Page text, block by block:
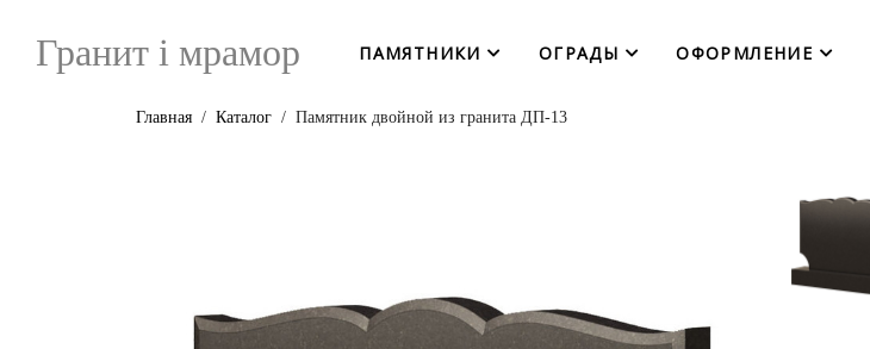
Гранит i мрамор ПАМЯТНИКИ ОГРАДЫ ОФОРМЛЕНИЕ
Главная Каталог Памятник двойной из гранита ДП-13